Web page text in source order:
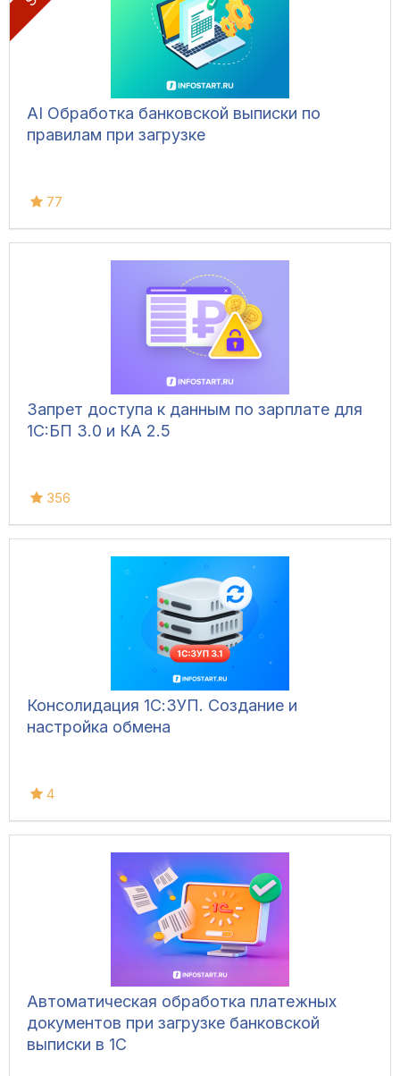
AI Обработка банковской выписки по
правилам при загрузке
77
Запрет доступа к данным по зарплате для
1C:БП 3.0 и КА 2.5
356
Консолидация 1С:ЗУП. Создание и
настройка обмена
4
Автоматическая обработка платежных
документов при загрузке банковской
выписки в 1С